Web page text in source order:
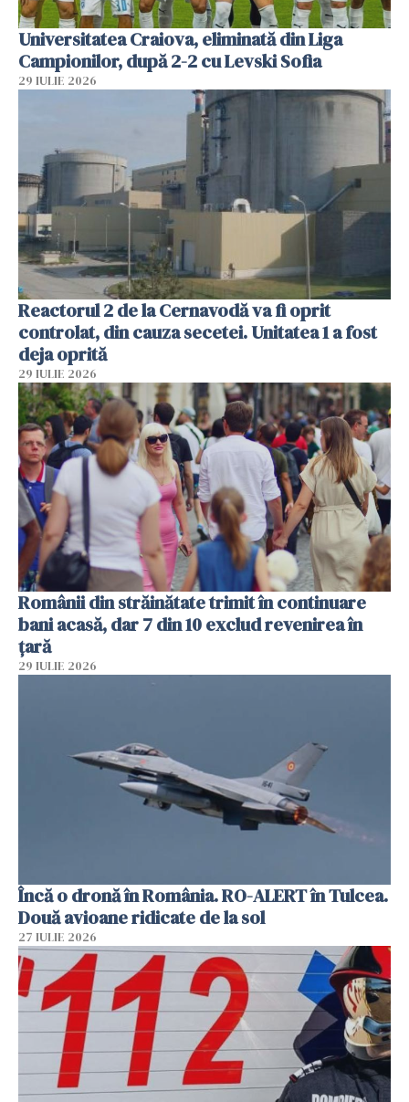
Universitatea Craiova, eliminată din Liga
Campionilor, după 2-2 cu Levski Sofia
29 IULIE 2026
Reactorul 2 de la Cernavodă va fi oprit
controlat, din cauza secetei. Unitatea 1 a fost
deja oprită
29 IULIE 2026
Românii din străinătate trimit în continuare
bani acasă, dar 7 din 10 exclud revenirea în
țară
29 IULIE 2026
Încă o dronă în România. RO-ALERT în Tulcea.
Două avioane ridicate de la sol
27 IULIE 2026